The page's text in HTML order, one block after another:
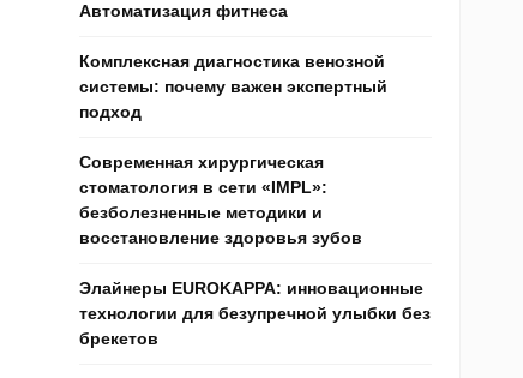
Автоматизация фитнеса
Комплексная диагностика венозной
системы: почему важен экспертный
подход
Современная хирургическая
стоматология в сети «IMPL»:
безболезненные методики и
восстановление здоровья зубов
Элайнеры EUROKAPPA: инновационные
технологии для безупречной улыбки без
брекетов